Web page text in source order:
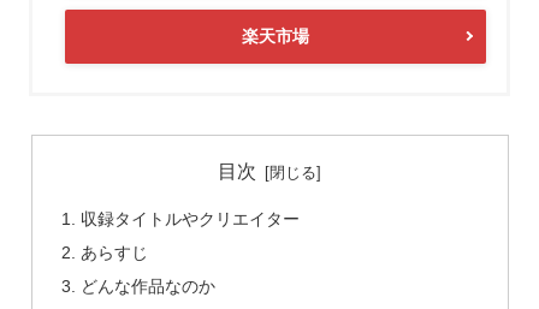
楽天市場
目次
収録タイトルやクリエイター
あらすじ
どんな作品なのか